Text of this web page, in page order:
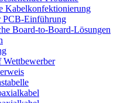
Kabelkonfektionierung
PCB-Einführung
Board-to-Board-Lösungen
Wettbewerber